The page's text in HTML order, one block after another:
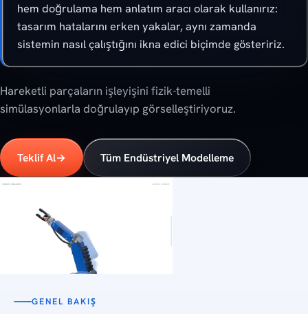
hem doğrulama hem anlatım aracı olarak kullanırız:
tasarım hatalarını erken yakalar, aynı zamanda
sistemin nasıl çalıştığını ikna edici biçimde gösteririz.
Hareketli parçaların işleyişini fizik-temelli
simülasyonlarla doğrulayıp görselleştiriyoruz.
Teklif Al→ Tüm Endüstriyel Modelleme
GENEL BAKIŞ